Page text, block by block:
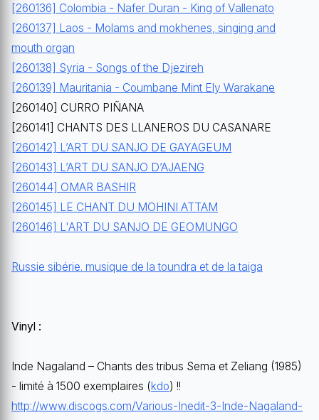
[260136] Colombia - Nafer Duran - King of Vallenato
[260137] Laos - Molams and mokhenes, singing and
mouth organ
[260138] Syria - Songs of the Djezireh
[260139] Mauritania - Coumbane Mint Ely Warakane
[260140] CURRO PIÑANA
[260141] CHANTS DES LLANEROS DU CASANARE
[260142] L’ART DU SANJO DE GAYAGEUM
[260143] L’ART DU SANJO D’AJAENG
[260144] OMAR BASHIR
[260145] LE CHANT DU MOHINI ATTAM
[260146] L'ART DU SANJO DE GEOMUNGO
Russie sibérie. musique de la toundra et de la taiga
Vinyl :
Inde Nagaland – Chants des tribus Sema et Zeliang (1985)
- limité à 1500 exemplaires (kdo) !!
http://www.discogs.com/Various-Inedit-3-Inde-Nagaland-